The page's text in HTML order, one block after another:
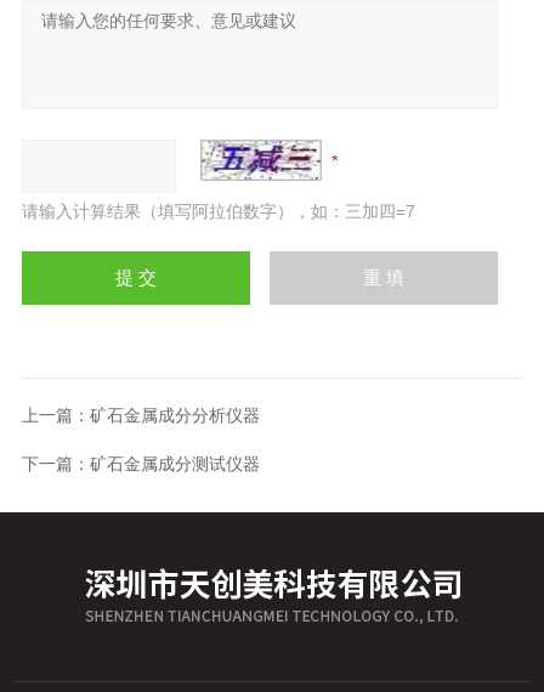
请输入计算结果（填写阿拉伯数字），如：三加四=7
上一篇： 矿石金属成分分析仪器
下一篇： 矿石金属成分测试仪器